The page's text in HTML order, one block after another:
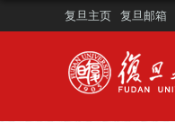
复旦主页 复旦邮箱